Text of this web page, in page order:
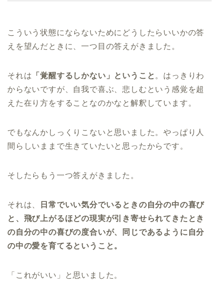
こういう状態にならないためにどうしたらいいかの答
えを望んだときに、一つ目の答えがきました。
それは 「覚醒するしかない」ということ 。はっきりわ
からないですが、自我で喜ぶ、悲しむという感覚を超
えた在り方をすることなのかなと解釈しています。
でもなんかしっくりこないと思いました。やっぱり人
間らしいままで生きていたいと思ったからです。
そしたらもう一つ答えがきました。
それは、
日常でいい気分でいるときの自分の中の喜び
と、飛び上がるほどの現実が引き寄せられてきたとき
の自分の中の喜びの度合いが、同じであるように自分
の中の愛を育てるということ。
「これがいい」と思いました。